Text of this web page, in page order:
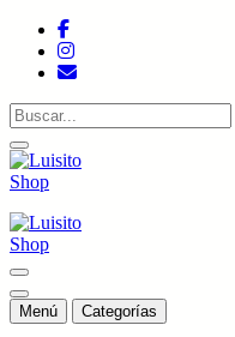
Saltar
contenido
Tienda de colecciones
Menú Categorías